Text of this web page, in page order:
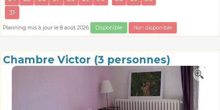
31
Planning mis à jour le 8 août 2026 Disponible Non disponible
Chambre Victor (3 personnes)